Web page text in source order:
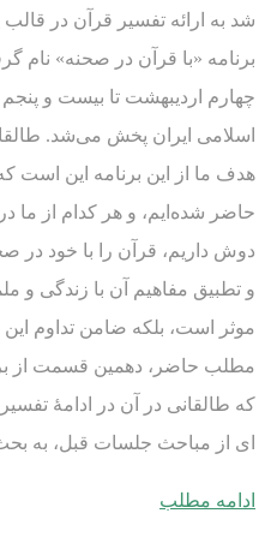
شد به ارائه تفسیر قرآن در قالب
برنامه «با قرآن در صحنه» نام
اسلامی ایران پخش می‌شد.
هدف ما از این برنامه این است
حاضر شده‌ایم، و هر کدام از ما
دوش داریم، قرآن را با خود در
و تطبیق مفاهیم آن با زندگی و
موثر است، بلکه ضامن تداوم
مطلب حاضر، دهمین قسمت از
که طالقانی در آن در ادامۀ
ای از مباحث جلسات قبل، به
ادامه مطلب